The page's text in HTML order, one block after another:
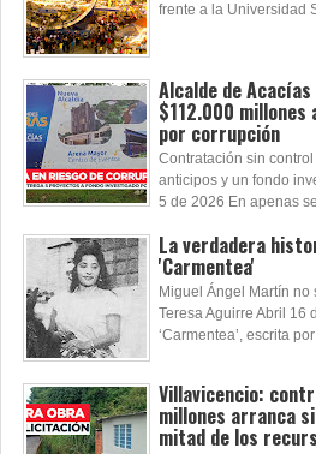
frente a la Universidad
Alcalde de
$112.000
por corrupción
Contratación sin control
anticipos y un fondo
5 de 2026 En apenas
La verdadera
'Carmentea'
Miguel Ángel Martín no
Teresa Aguirre Abril
‘Carmentea’, escrita por
Villavicencio:
millones arranca
mitad de los